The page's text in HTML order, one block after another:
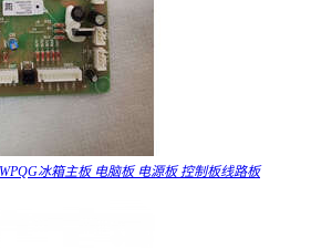
冰箱主板 电脑板 电源板 控制板线路板